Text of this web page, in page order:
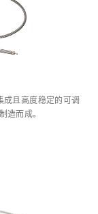
且高度稳定的可调
造而成。